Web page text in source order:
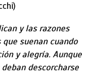
y las razones
suenan cuando
y alegría. Aunque
descorcharse